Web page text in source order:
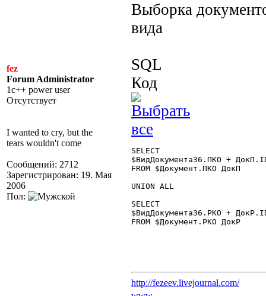
fez
Forum Administrator
1c++ power user
Отсутствует
I wanted to cry, but the
tears wouldn't come
Сообщений: 2712
Зарегистрирован: 19. Мая
2006
Пол:
Выборка
вида
SQL
Код
SELECT
$ВидДокумента36.ПКО +
FROM $Документ.ПКО ДокП
UNION ALL
SELECT
$ВидДокумента36.РКО +
FROM $Документ.РКО ДокР
http://fezeev.livejournal.com/